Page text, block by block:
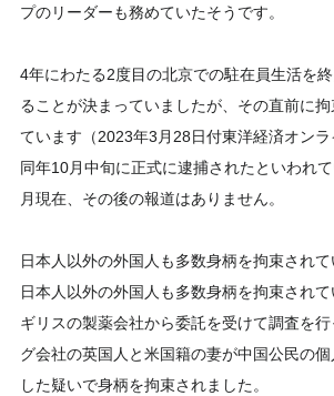
プのリーダーも務めていたそうです。
4年にわたる2度目の北京での駐在員生活を
ることが決まっていましたが、その直前に
ています（2023年3月28日付東洋経済オン
同年10月中旬に正式に逮捕されたといわれ
月現在、その後の報道はありません。
日本人以外の外国人も多数身柄を拘束されて
日本人以外の外国人も多数身柄を拘束され
ギリスの製薬会社から委託を受けて調査を
グ会社の英国人と米国籍の妻が中国公民の
した疑いで身柄を拘束されました。